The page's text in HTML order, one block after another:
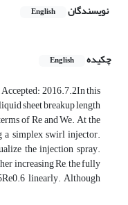
نویسندگان English
چکیده
English
2016.7.2In this
sheet breakup length
of Re and We. At the
a simplex swirl injector.
the injection spray.
increasing Re, the fully
linearly. Although